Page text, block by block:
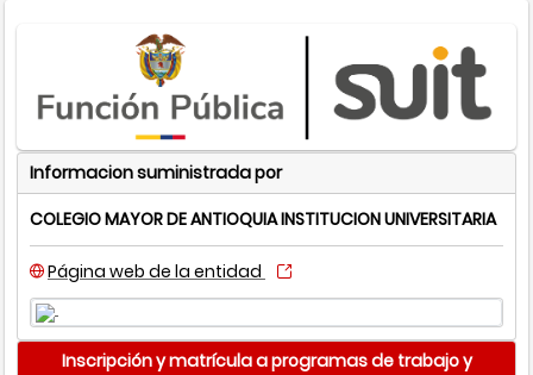
Informacion suministrada por
COLEGIO MAYOR DE ANTIOQUIA INSTITUCION UNIVERSITARIA
Página web de la entidad
Inscripción y matrícula a programas de trabajo y